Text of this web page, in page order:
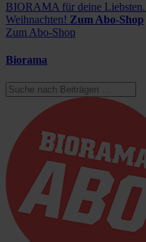
BIORAMA für deine Liebsten.
Weihnachten! Zum Abo-Shop
Zum Abo-Shop
Biorama